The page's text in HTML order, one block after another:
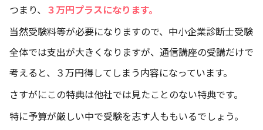
つまり、 ３万円プラスになります。
当然受験料等が必要になりますので、中小企業診断士受験
全体では支出が大きくなりますが、通信講座の受講だけで
考えると、３万円得してしまう内容になっています。
さすがにこの特典は他社では見たことのない特典です。
特に予算が厳しい中で受験を志す人ももいるでしょう。